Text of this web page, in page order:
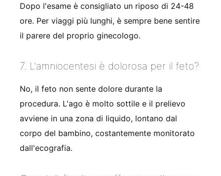
Dopo l'esame è consigliato un riposo di 24-48
ore. Per viaggi più lunghi, è sempre bene sentire
il parere del proprio ginecologo.
7. L'amniocentesi è dolorosa per il feto?
No, il feto non sente dolore durante la
procedura. L'ago è molto sottile e il prelievo
avviene in una zona di liquido, lontano dal
corpo del bambino, costantemente monitorato
dall'ecografia.